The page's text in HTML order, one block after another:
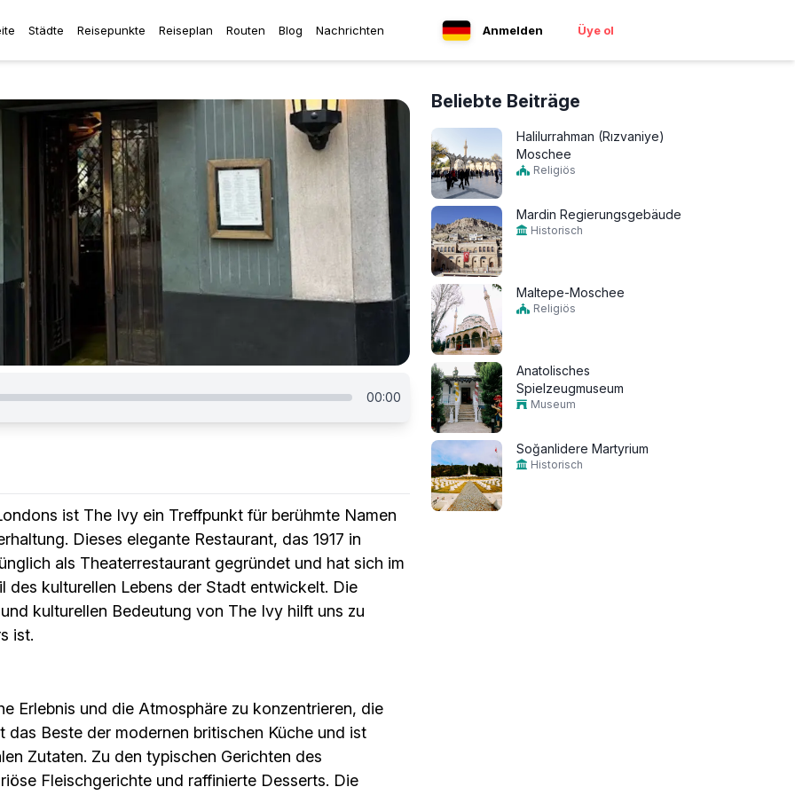
Städte Reisepunkte Reiseplan Routen Blog Nachrichten Anmelden Üye ol
00:00
ist The Ivy ein Treffpunkt für berühmte Namen
Dieses elegante Restaurant, das 1917 in
als Theaterrestaurant gegründet und hat sich im
des kulturellen Lebens der Stadt entwickelt. Die
kulturellen Bedeutung von The Ivy hilft uns zu
ist.
Erlebnis und die Atmosphäre zu konzentrieren, die
Beste der modernen britischen Küche und ist
Zutaten. Zu den typischen Gerichten des
Fleischgerichte und raffinierte Desserts. Die
Beliebte Beiträge
Halilurrahman (Rızvaniye)
Moschee
Religiös
Mardin Regierungsgebäude
Historisch
Maltepe-Moschee
Religiös
Anatolisches
Spielzeugmuseum
Museum
Soğanlidere Martyrium
Historisch